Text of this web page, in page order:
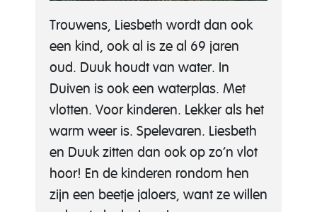
Trouwens, Liesbeth wordt dan ook
een kind, ook al is ze al 69 jaren
oud. Duuk houdt van water. In
Duiven is ook een waterplas. Met
vlotten. Voor kinderen. Lekker als het
warm weer is. Spelevaren. Liesbeth
en Duuk zitten dan ook op zo’n vlot
hoor! En de kinderen rondom hen
zijn een beetje jaloers, want ze willen